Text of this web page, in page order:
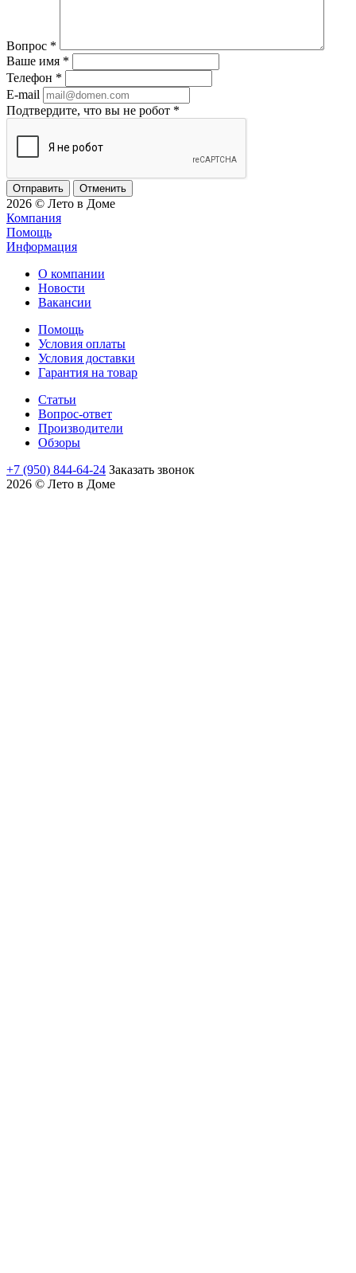
Вопрос *
Ваше имя *
Телефон *
E-mail
Подтвердите, что вы не робот *
Отменить
2026 © Лето в Доме
Компания
Помощь
Информация
О компании
Новости
Вакансии
Помощь
Условия оплаты
Условия доставки
Гарантия на товар
Статьи
Вопрос-ответ
Производители
Обзоры
+7 (950) 844-64-24 Заказать звонок
2026 © Лето в Доме